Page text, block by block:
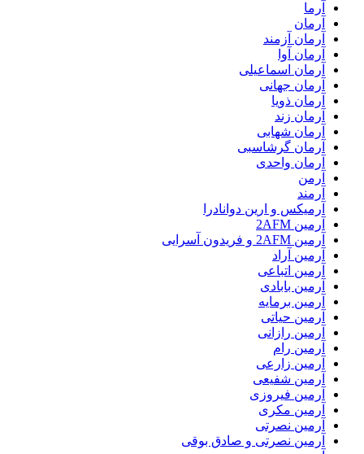
آرما
آرمان
آرمان آزمند
آرمان آوا
آرمان اسماعیلی
آرمان جهانی
آرمان ذویا
آرمان زند
آرمان شهابی
آرمان گرشاسبی
آرمان واحدی
آرمن
آرمند
آرمیکس و ارین دوانادرا
آرمین 2AFM
آرمین 2AFM و فریدون آسرایی
آرمین آراد
آرمین اتباعی
آرمین بابادی
آرمین برمایه
آرمین حیاتی
آرمین رازانی
آرمین رام
آرمین زارعی
آرمین شفیعی
آرمین فیروزی
آرمین مکری
آرمین نصرتی
آرمین نصرتی و صادق بوقی